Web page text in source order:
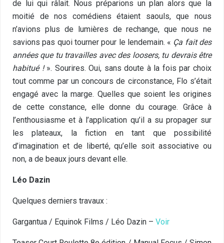
de lui qui râlait. Nous préparions un plan alors que la
moitié de nos comédiens étaient saouls, que nous
n’avions plus de lumières de rechange, que nous ne
savions pas quoi tourner pour le lendemain. « Ça fait des
années que tu travailles avec des loosers, tu devrais être
habitué !». Sourires. Oui, sans doute à la fois par choix
tout comme par un concours de circonstance, Flo s’était
engagé avec la marge. Quelles que soient les origines
de cette constance, elle donne du courage. Grâce à
l’enthousiasme et à l’application qu’il a su propager sur
les plateaux, la fiction en tant que possibilité
d’imagination et de liberté, qu’elle soit associative ou
non, a de beaux jours devant elle.
Léo Dazin
Quelques derniers travaux :
Gargantua / Equinok Films / Léo Dazin – Voir